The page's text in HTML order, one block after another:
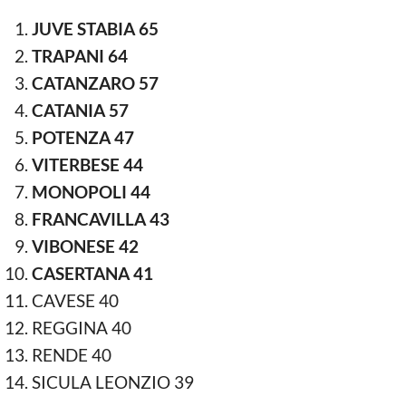
JUVE STABIA 65
TRAPANI 64
CATANZARO 57
CATANIA 57
POTENZA 47
VITERBESE 44
MONOPOLI 44
FRANCAVILLA 43
VIBONESE 42
CASERTANA 41
CAVESE 40
REGGINA 40
RENDE 40
SICULA LEONZIO 39